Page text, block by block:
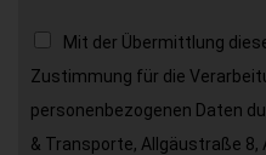
Mit der Übermittlung
Zustimmung für die
personenbezogenen Daten
& Transporte, Allgäustraße 8,